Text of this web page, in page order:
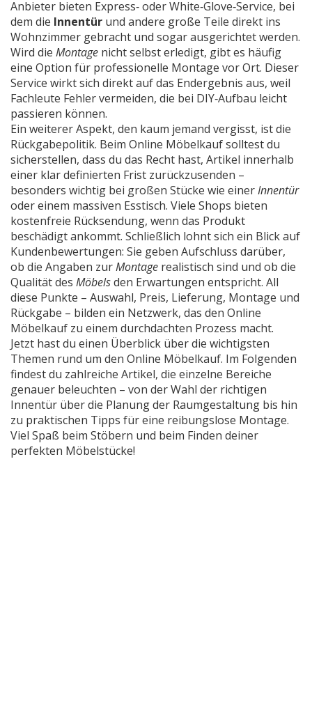
Anbieter bieten Express‑ oder White‑Glove‑Service, bei
dem die Innentür und andere große Teile direkt ins
Wohnzimmer gebracht und sogar ausgerichtet werden.
Wird die Montage nicht selbst erledigt, gibt es häufig
eine Option für professionelle Montage vor Ort. Dieser
Service wirkt sich direkt auf das Endergebnis aus, weil
Fachleute Fehler vermeiden, die bei DIY‑Aufbau leicht
passieren können.
Ein weiterer Aspekt, den kaum jemand vergisst, ist die
Rückgabe­politik. Beim Online Möbelkauf solltest du
sicherstellen, dass du das Recht hast, Artikel innerhalb
einer klar definierten Frist zurückzusenden –
besonders wichtig bei großen Stücke wie einerInnentür
oder einem massiven Esstisch. Viele Shops bieten
kostenfreie Rücksendung, wenn das Produkt
beschädigt ankommt. Schließlich lohnt sich ein Blick auf
Kundenbewertungen: Sie geben Aufschluss darüber,
ob die Angaben zurMontage realistisch sind und ob die
Qualität des Möbelsden Erwartungen entspricht. All
diese Punkte – Auswahl, Preis, Lieferung, Montage und
Rückgabe – bilden ein Netzwerk, das den Online
Möbelkauf zu einem durchdachten Prozess macht.
Jetzt hast du einen Überblick über die wichtigsten
Themen rund um den Online Möbelkauf. Im Folgenden
findest du zahlreiche Artikel, die einzelne Bereiche
genauer beleuchten – von der Wahl der richtigen
Innentür über die Planung der Raumgestaltung bis hin
zu praktischen Tipps für eine reibungslose Montage.
Viel Spaß beim Stöbern und beim Finden deiner
perfekten Möbelstücke!